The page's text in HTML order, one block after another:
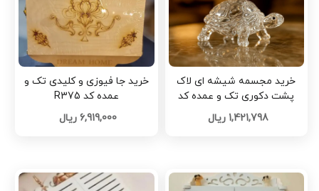
خرید مجسمه شیشه ای لاک
پشت دکوری تک و عمده کد
Z3243
1,421,798 ریال
خرید جا فیوزی و کلیدی تک و
عمده کد R375
6,919,000 ریال